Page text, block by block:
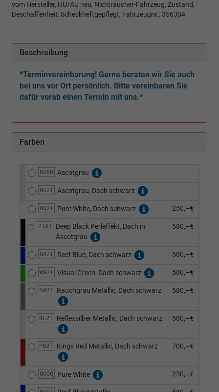
vom Hersteller, HU/AU neu, Nichtraucher-Fahrzeug, Zustand,
Beschaffenheit: Scheckheftgepflegt, Fahrzeugnr.: 356304
Beschreibung
*Terminvereinbarung! Gerne beraten wir Sie auch
bei uns vor Ort persönlich. Bitte vereinbaren Sie
dafür vorab einen Termin mit uns.*
Farben
6U6U Ascotgrau
6U2T Ascotgrau, Dach schwarz
0Q2T Pure White, Dach schwarz 250,–€
2TA1
Deep Black Perleffekt, Dach in
Ascotgrau
580,–€
0A2T Reef Blue, Dach schwarz 580,–€
W92T Visual Green, Dach schwarz 580,–€
5W2T Rauchgrau Metallic, Dach schwarz 580,–€
8E2T Reflexsilber Metallic, Dach schwarz 580,–€
P82T Kings Red Metallic, Dach schwarz 700,–€
0Q0Q Pure White 250,–€